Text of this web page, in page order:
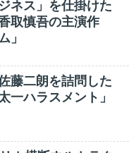
ネス」を仕掛けた
取慎吾の主演作
」
藤二朗を詰問した
一ハラスメント」